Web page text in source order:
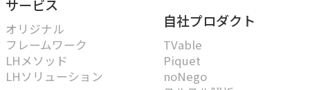
サービス
オリジナル
フレームワーク
LHメソッド
LHソリューション
自社プロダクト
TVable
Piquet
noNego